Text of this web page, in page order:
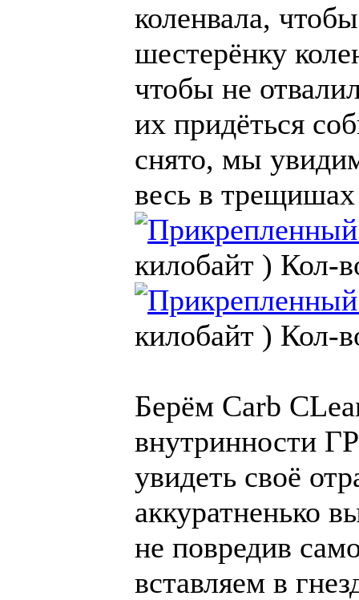
коленвала,
шестерёнку
чтобы не
их придёться
снято, мы
весь в
килобайт ) Кол-
килобайт ) Кол-
Берём Carb
внутринности
увидеть своё
аккуратненько
не повредив
вставляем в